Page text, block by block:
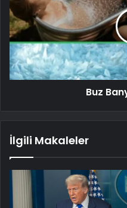
Buz
İlgili Makaleler